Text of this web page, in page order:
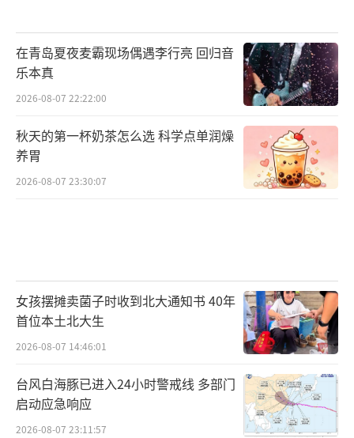
在青岛夏夜麦霸现场偶遇李行亮 回归音
乐本真
2026-08-07 22:22:00
秋天的第一杯奶茶怎么选 科学点单润燥
养胃
2026-08-07 23:30:07
女孩摆摊卖菌子时收到北大通知书 40年
首位本土北大生
2026-08-07 14:46:01
台风白海豚已进入24小时警戒线 多部门
启动应急响应
2026-08-07 23:11:57